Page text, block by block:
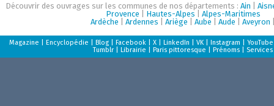
Découvrir des ouvrages sur les communes de nos départements :Ain |
Provence
Hautes-Alpes
Alpes-Maritimes
Ardèche |Ardennes |Ariège |Aube |Aude |Aveyron
Magazine |Encyclopédie |Blog |Facebook |X |LinkedIn |VK |Instagram |YouTube
Tumblr |Librairie |Paris pittoresque |Prénoms Services